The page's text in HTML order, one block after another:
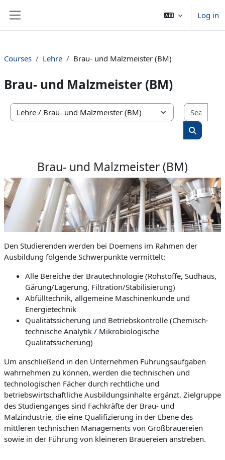
Log in
Courses Lehre Brau- und Malzmeister (BM)
Brau- und Malzmeister (BM)
Course categories
Search
Brau- und Malzmeister (BM)
Den Studierenden werden bei Doemens im Rahmen der
Ausbildung folgende Schwerpunkte vermittelt:
Alle Bereiche der Brautechnologie (Rohstoffe, Sudhaus,
Gärung/Lagerung, Filtration/Stabilisierung)
Abfülltechnik, allgemeine Maschinenkunde und
Energietechnik
Qualitätssicherung und Betriebskontrolle (Chemisch-
technische Analytik / Mikrobiologische
Qualitätssicherung)
Um anschließend in den Unternehmen Führungsaufgaben
wahrnehmen zu können, werden die technischen und
technologischen Fächer durch rechtliche und
betriebswirtschaftliche Ausbildungsinhalte ergänzt. Zielgruppe
des Studienganges sind Fachkräfte der Brau- und
Malzindustrie, die eine Qualifizierung in der Ebene des
mittleren technischen Managements von Großbrauereien
sowie in der Führung von kleineren Brauereien anstreben.